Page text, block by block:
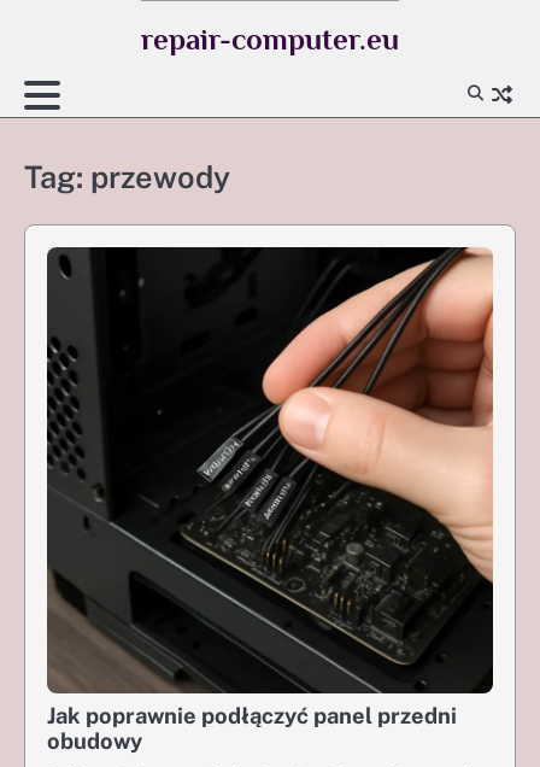
repair-computer.eu
Tag: przewody
Jak poprawnie podłączyć panel przedni
obudowy